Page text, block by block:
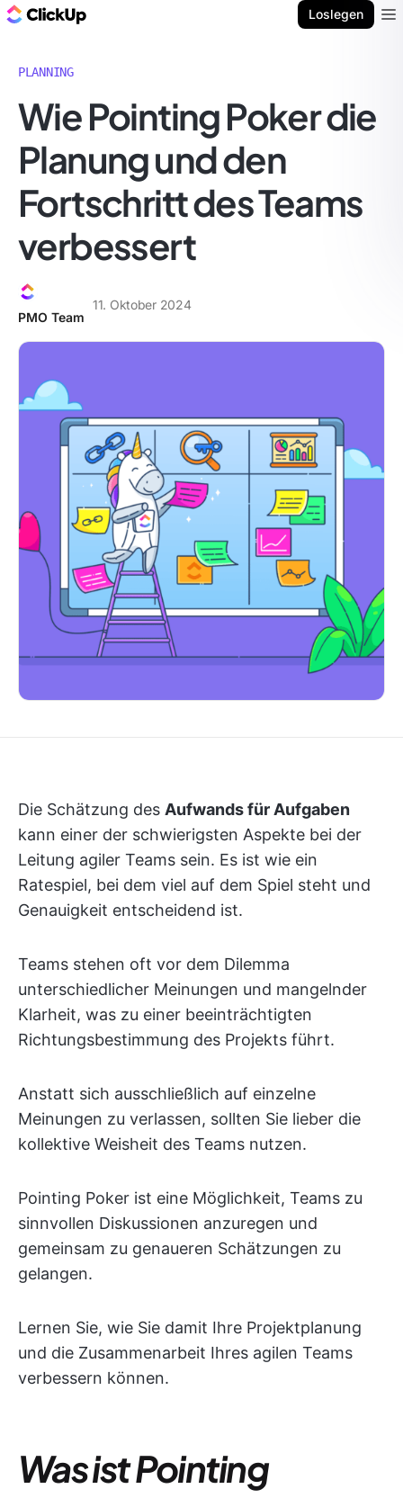
Loslegen
PLANNING
Wie Pointing Poker die
Planung und den
Fortschritt des Teams
verbessert
PMO Team
11. Oktober 2024
Die Schätzung des Aufwands für Aufgaben
kann einer der schwierigsten Aspekte bei der
Leitung agiler Teams sein. Es ist wie ein
Ratespiel, bei dem viel auf dem Spiel steht und
Genauigkeit entscheidend ist.
Teams stehen oft vor dem Dilemma
unterschiedlicher Meinungen und mangelnder
Klarheit, was zu einer beeinträchtigten
Richtungsbestimmung des Projekts führt.
Anstatt sich ausschließlich auf einzelne
Meinungen zu verlassen, sollten Sie lieber die
kollektive Weisheit des Teams nutzen.
Pointing Poker ist eine Möglichkeit, Teams zu
sinnvollen Diskussionen anzuregen und
gemeinsam zu genaueren Schätzungen zu
gelangen.
Lernen Sie, wie Sie damit Ihre Projektplanung
und die Zusammenarbeit Ihres agilen Teams
verbessern können.
Was ist Pointing